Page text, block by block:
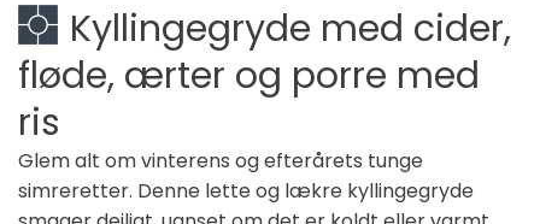
Kyllingegryde med cider,
fløde, ærter og porre med
ris
Glem alt om vinterens og efterårets tunge
simreretter. Denne lette og lækre kyllingegryde